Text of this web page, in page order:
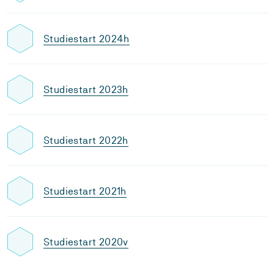
Studiestart 2024h
Studiestart 2023h
Studiestart 2022h
Studiestart 2021h
Studiestart 2020v